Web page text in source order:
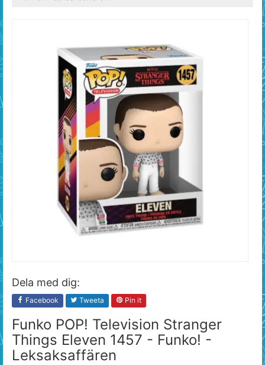
Dela med dig:
Facebook Tweeta Pin it
Funko POP! Television Stranger
Things Eleven 1457 - Funko! -
Leksaksaffären